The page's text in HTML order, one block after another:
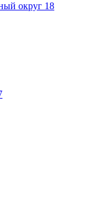
округ 18